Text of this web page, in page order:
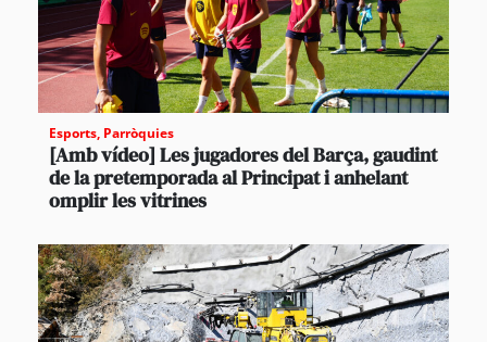
Esports, Parròquies
[Amb vídeo] Les jugadores del Barça, gaudint
de la pretemporada al Principat i anhelant
omplir les vitrines